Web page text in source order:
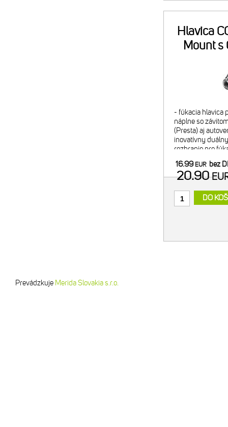
Hlavica
Mount s
- fúkacia hlavica
náplne so
(Presta) aj
inovatívny
rozhranie pre
- regulácia f
16.99EUR bez
20.90
DO
Prevádzkuje Merida Slovakia s.r.o.